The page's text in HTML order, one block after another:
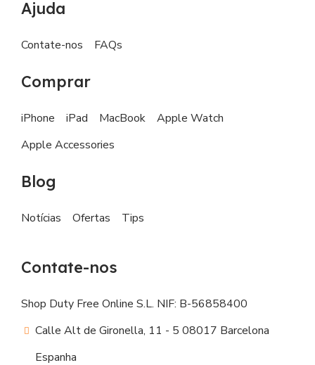
Ajuda
Contate-nos FAQs
Comprar
iPhone iPad MacBook
Apple Watch
Apple Accessories
Blog
Notícias Ofertas Tips
Contate-nos
Shop Duty Free Online S.L. NIF: B-56858400
Calle Alt de Gironella, 11 - 5 08017 Barcelona
Espanha